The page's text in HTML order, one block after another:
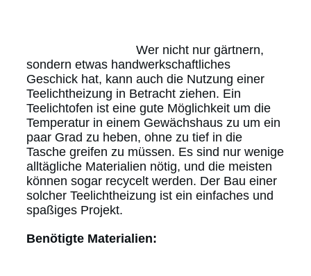
Wer nicht nur gärtnern,
sondern etwas handwerkschaftliches
Geschick hat, kann auch die Nutzung einer
Teelichtheizung in Betracht ziehen. Ein
Teelichtofen ist eine gute Möglichkeit um die
Temperatur in einem Gewächshaus zu um ein
paar Grad zu heben, ohne zu tief in die
Tasche greifen zu müssen. Es sind nur wenige
alltägliche Materialien nötig, und die meisten
können sogar recycelt werden. Der Bau einer
solcher Teelichtheizung ist ein einfaches und
spaßiges Projekt.
Benötigte Materialien: